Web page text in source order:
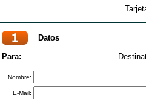
Datos
Para:
Nombre:
E-Mail: